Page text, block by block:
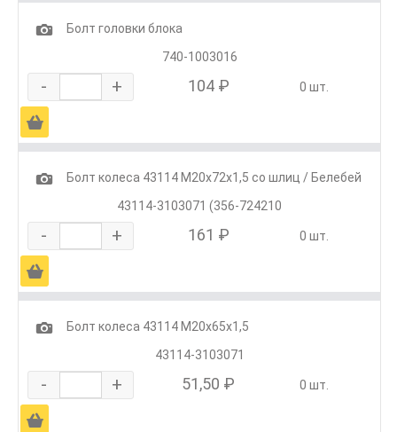
1
Болт головки блока
740-1003016
- + 104 ₽ 0 шт.
Ä
1
Болт колеса 43114 М20х72х1,5 со шлиц / Белебей
43114-3103071 (356-724210
- + 161 ₽ 0 шт.
Ä
1
Болт колеса 43114 М20х65х1,5
43114-3103071
- + 51,50 ₽ 0 шт.
Ä